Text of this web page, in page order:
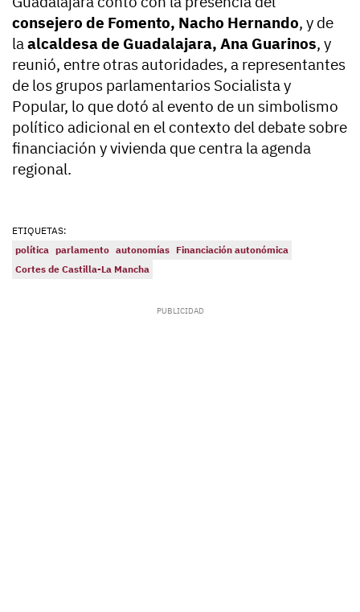
consejero de Fomento, Nacho Hernando, y de
laalcaldesa de Guadalajara, Ana Guarinos, y
reunió, entre otras autoridades, a representantes
de los grupos parlamentarios Socialista y
Popular, lo que dotó al evento de un simbolismo
político adicional en el contexto del debate sobre
financiación y vivienda que centra la agenda
regional.
ETIQUETAS:
política parlamento autonomías Financiación autonómica
Cortes de Castilla-La Mancha